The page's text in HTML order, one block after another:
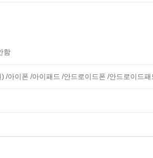
함
/아이폰 /아이패드 /안드로이드폰 /안드로이드